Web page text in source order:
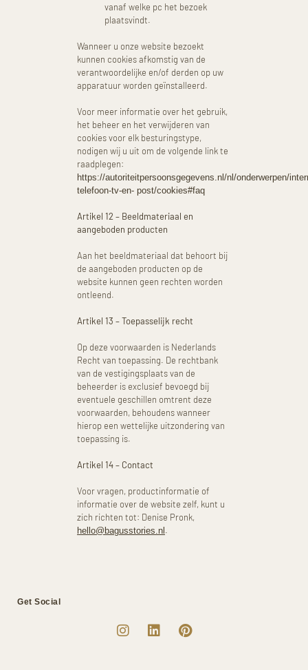
vanaf welke pc het bezoek
plaatsvindt.
Wanneer u onze website bezoekt
kunnen cookies afkomstig van de
verantwoordelijke en/of derden op uw
apparatuur worden geïnstalleerd.
Voor meer informatie over het gebruik,
het beheer en het verwijderen van
cookies voor elk besturingstype,
nodigen wij u uit om de volgende link te
raadplegen:
https://autoriteitpersoonsgegevens.nl/nl/onderwerpen/
telefoon-tv-en- post/cookies#faq
Artikel 12 – Beeldmateriaal en
aangeboden producten
Aan het beeldmateriaal dat behoort bij
de aangeboden producten op de
website kunnen geen rechten worden
ontleend.
Artikel 13 – Toepasselijk recht
Op deze voorwaarden is Nederlands
Recht van toepassing. De rechtbank
van de vestigingsplaats van de
beheerder is exclusief bevoegd bij
eventuele geschillen omtrent deze
voorwaarden, behoudens wanneer
hierop een wettelijke uitzondering van
toepassing is.
Artikel 14 – Contact
Voor vragen, productinformatie of
informatie over de website zelf, kunt u
zich richten tot: Denise Pronk,
hello@bagusstories.nl.
Get Social